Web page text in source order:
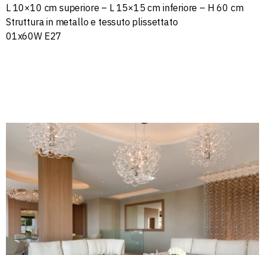
L 10×10 cm superiore – L 15×15 cm inferiore – H 60 cm
Struttura in metallo e tessuto plissettato
01x60W E27